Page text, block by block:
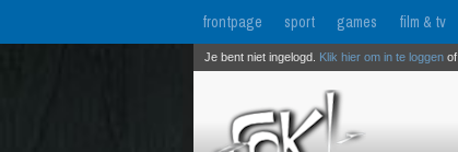
frontpage sport games film & tv
Je bent niet ingelogd. Klik hier om in te loggen of